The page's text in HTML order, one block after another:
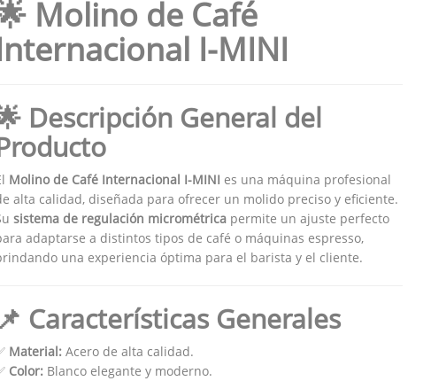
Molino de Café
I-MINI
Descripción General del
Molino de Café Internacional I-MINI es una máquina profesional
alta calidad, diseñada para ofrecer un molido preciso y eficiente.
sistema de regulación micrométricapermite un ajuste perfecto
adaptarse a distintos tipos de café o máquinas espresso,
una experiencia óptima para el barista y el cliente.
📌 Características Generales
Material:Acero de alta calidad.
Color:Blanco elegante y moderno.